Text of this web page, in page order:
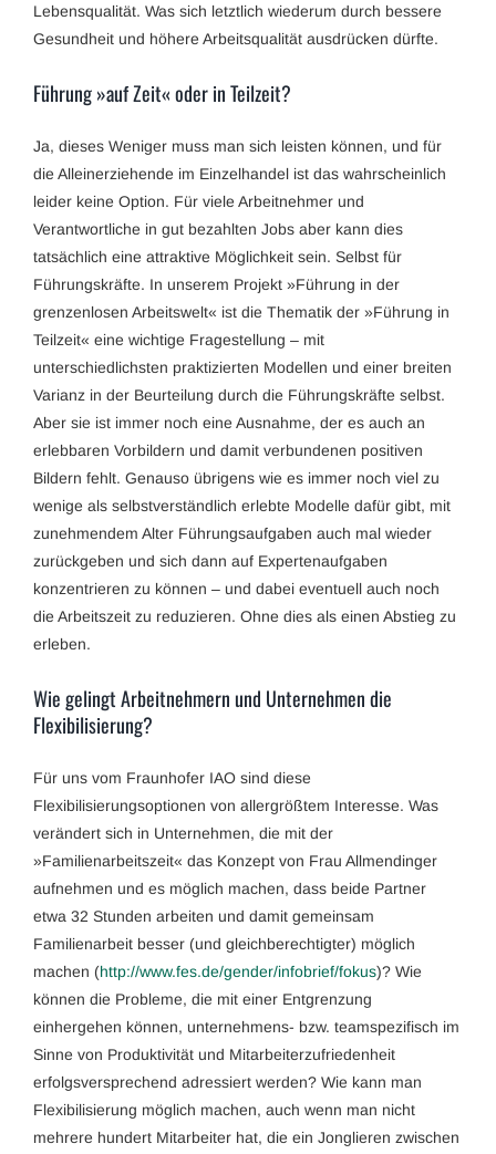
Lebensqualität. Was sich letztlich wiederum durch bessere
Gesundheit und höhere Arbeitsqualität ausdrücken dürfte.
Führung »auf Zeit« oder in Teilzeit?
Ja, dieses Weniger muss man sich leisten können, und für
die Alleinerziehende im Einzelhandel ist das wahrscheinlich
leider keine Option. Für viele Arbeitnehmer und
Verantwortliche in gut bezahlten Jobs aber kann dies
tatsächlich eine attraktive Möglichkeit sein. Selbst für
Führungskräfte. In unserem Projekt »Führung in der
grenzenlosen Arbeitswelt« ist die Thematik der »Führung in
Teilzeit« eine wichtige Fragestellung – mit
unterschiedlichsten praktizierten Modellen und einer breiten
Varianz in der Beurteilung durch die Führungskräfte selbst.
Aber sie ist immer noch eine Ausnahme, der es auch an
erlebbaren Vorbildern und damit verbundenen positiven
Bildern fehlt. Genauso übrigens wie es immer noch viel zu
wenige als selbstverständlich erlebte Modelle dafür gibt, mit
zunehmendem Alter Führungsaufgaben auch mal wieder
zurückgeben und sich dann auf Expertenaufgaben
konzentrieren zu können – und dabei eventuell auch noch
die Arbeitszeit zu reduzieren. Ohne dies als einen Abstieg zu
erleben.
Wie gelingt Arbeitnehmern und Unternehmen die
Flexibilisierung?
Für uns vom Fraunhofer IAO sind diese
Flexibilisierungsoptionen von allergrößtem Interesse. Was
verändert sich in Unternehmen, die mit der
»Familienarbeitszeit« das Konzept von Frau Allmendinger
aufnehmen und es möglich machen, dass beide Partner
etwa 32 Stunden arbeiten und damit gemeinsam
Familienarbeit besser (und gleichberechtigter) möglich
machen (http://www.fes.de/gender/infobrief/fokus)? Wie
können die Probleme, die mit einer Entgrenzung
einhergehen können, unternehmens- bzw. teamspezifisch im
Sinne von Produktivität und Mitarbeiterzufriedenheit
erfolgsversprechend adressiert werden? Wie kann man
Flexibilisierung möglich machen, auch wenn man nicht
mehrere hundert Mitarbeiter hat, die ein Jonglieren zwischen